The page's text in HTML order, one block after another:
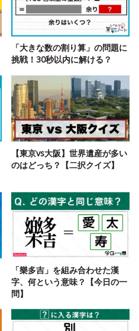
「大きな数の割り算」の問題に
挑戦！30秒以内に解ける？
【東京vs大阪】世界遺産が多い
のはどっち？【二択クイズ】
「樂多吉」を組み合わせた漢
字、何という意味？【今日の一
問】